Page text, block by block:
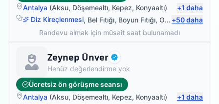
Antalya (Aksu, Döşemealtı, Kepez, Konyaaltı) +1 daha
Diz Kireçlenmesi, Bel Fıtığı, Boyun Fıtığı, Omuz Bağ Yaralanması +50daha
Randevu almak için müsait saat bulunamadı
Zeynep Ünver Doğrulanmış
Fizyoterapist
Henüz değerlendirme yok
Ücretsiz ön görüşme seansı
Antalya (Aksu, Döşemealtı, Kepez, Konyaaltı) +1 daha